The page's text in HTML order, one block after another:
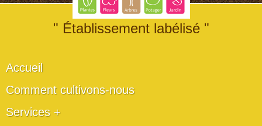
" Établissement labélisé "
Accueil
Comment cultivons-nous
Services +